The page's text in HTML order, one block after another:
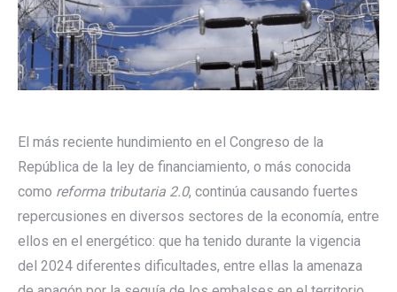
El más reciente hundimiento en el Congreso de la
República de la ley de financiamiento, o más conocida
como reforma tributaria 2.0, continúa causando fuertes
repercusiones en diversos sectores de la economía, entre
ellos en el energético: que ha tenido durante la vigencia
del 2024 diferentes dificultades, entre ellas la amenaza